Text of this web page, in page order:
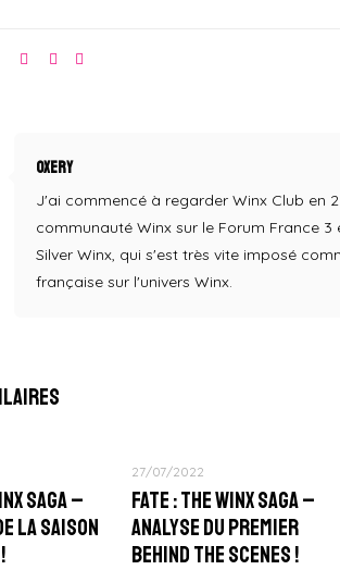
Oxery
J'ai commencé à regarder Winx Club en
communauté Winx sur le Forum France 3
Silver Winx, qui s'est très vite imposé
française sur l'univers Winx.
Saga –
la Saison
27/07/2022
Fate : The Winx Saga –
Analyse du Premier
Behind The Scenes !